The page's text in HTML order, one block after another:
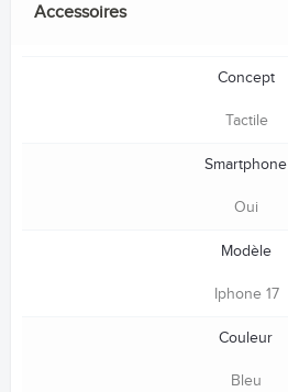
Accessoires
Concept
Tactile
Smartphone
Oui
Modèle
Iphone 17
Couleur
Bleu